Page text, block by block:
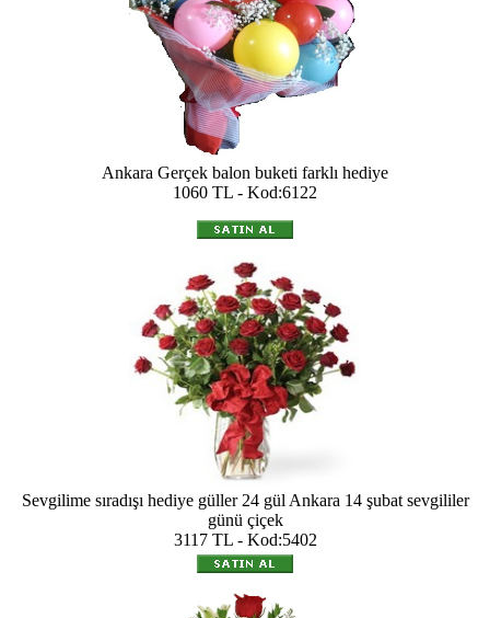
Ankara Gerçek balon buketi farklı hediye
1060 TL - Kod:6122
Sevgilime sıradışı hediye güller 24 gül Ankara 14 şubat sevgililer
günü çiçek
3117 TL - Kod:5402